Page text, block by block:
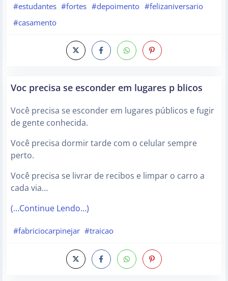
#estudantes #fortes #depoimento #felizaniversario
#casamento
Voc precisa se esconder em lugares p blicos
Você precisa se esconder em lugares públicos e fugir
de gente conhecida.
Você precisa dormir tarde com o celular sempre
perto.
Você precisa se livrar de recibos e limpar o carro a
cada via…
(…Continue Lendo…)
#fabriciocarpinejar #traicao